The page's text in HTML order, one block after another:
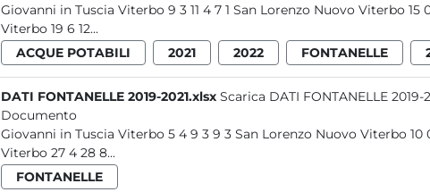
Giovanni in Tuscia Viterbo 9 3 11 4 7 1 San Lorenzo Nuovo
Viterbo 19 6 12...
ACQUE POTABILI
2021 2022 FONTANELLE
DATI FONTANELLE 2019-2021.xlsx Scarica DATI FONTANELLE 2019-
Documento
Giovanni in Tuscia Viterbo 5 4 9 3 9 3 San Lorenzo Nuovo
Viterbo 27 4 28 8...
FONTANELLE